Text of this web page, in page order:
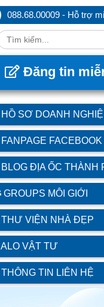
088.68.00009 - Hỗ trợ
Đăng tin
HỒ SƠ DOANH
FANPAGE FACEBOOK
BLOG ĐỊA ỐC THÀNH
GROUPS MÔI GIỚI
THƯ VIỆN NHÀ ĐẸP
ALO VẬT TƯ
THÔNG TIN LIÊN HỆ